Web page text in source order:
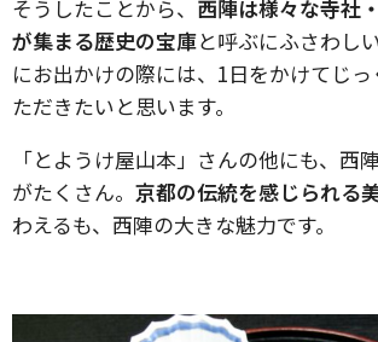
そうしたことから、 西陣は様々な寺社
が集まる歴史の宝庫と呼ぶにふさわし
にお出かけの際には、1日をかけてじ
ただきたいと思います。
「とようけ屋山本」さんの他にも、西
がたくさん。 京都の伝統を感じられる
わえるも、西陣の大きな魅力です。